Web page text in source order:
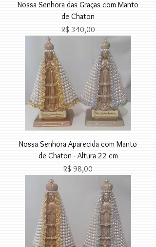
Nossa Senhora das Graças com Manto
de Chaton
Preço
R$ 340,00
Nossa Senhora Aparecida com Manto
de Chaton - Altura 22 cm
Preço
R$ 98,00